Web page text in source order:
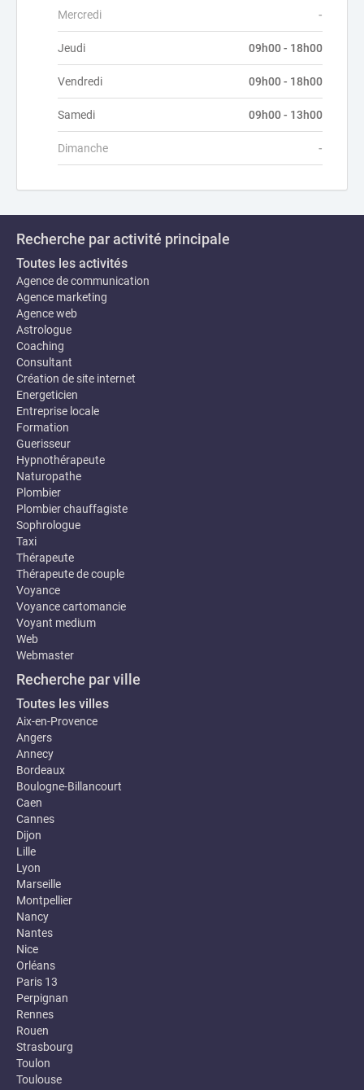
Mercredi -
Jeudi 09h00 - 18h00
Vendredi 09h00 - 18h00
Samedi 09h00 - 13h00
Dimanche -
Recherche par activité principale
Toutes les activités
Agence de communication
Agence marketing
Agence web
Astrologue
Coaching
Consultant
Création de site internet
Energeticien
Entreprise locale
Formation
Guerisseur
Hypnothérapeute
Naturopathe
Plombier
Plombier chauffagiste
Sophrologue
Taxi
Thérapeute
Thérapeute de couple
Voyance
Voyance cartomancie
Voyant medium
Web
Webmaster
Recherche par ville
Toutes les villes
Aix-en-Provence
Angers
Annecy
Bordeaux
Boulogne-Billancourt
Caen
Cannes
Dijon
Lille
Lyon
Marseille
Montpellier
Nancy
Nantes
Nice
Orléans
Paris 13
Perpignan
Rennes
Rouen
Strasbourg
Toulon
Toulouse